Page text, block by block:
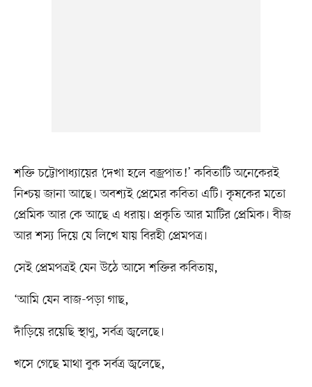
শক্তি চট্টোপাধ্যায়ের ‘দেখা হলে বজ্রপাত!’ কবিতাটি অনেকেরই
নিশ্চয় জানা আছে। অবশ্যই প্রেমের কবিতা এটি। কৃষকের মতো
প্রেমিক আর কে আছে এ ধরায়। প্রকৃতি আর মাটির প্রেমিক। বীজ
আর শস্য দিয়ে যে লিখে যায় বিরহী প্রেমপত্র।
সেই প্রেমপত্রই যেন উঠে আসে শক্তির কবিতায়,
‘আমি যেন বাজ-পড়া গাছ,
দাঁড়িয়ে রয়েছি স্থাণু, সর্বত্র জ্বলেছে।
খসে গেছে মাথা বুক সর্বত্র জ্বলেছে,